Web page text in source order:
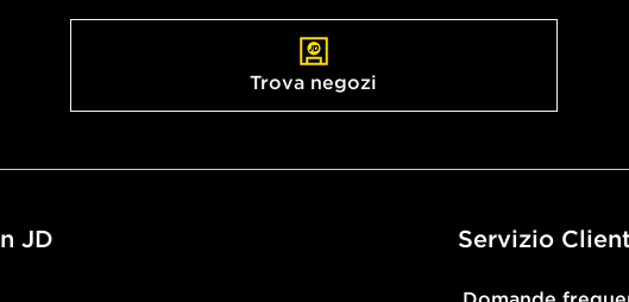
Trova negozi
JD Servizio